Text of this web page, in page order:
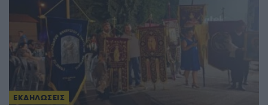
ΕΚΔΗΛΩΣΕΙΣ